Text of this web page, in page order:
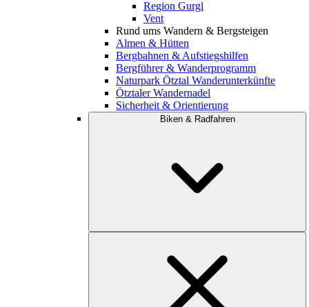
Region Gurgl
Vent
Rund ums Wandern & Bergsteigen
Almen & Hütten
Bergbahnen & Aufstiegshilfen
Bergführer & Wanderprogramm
Naturpark Ötztal Wanderunterkünfte
Ötztaler Wandernadel
Sicherheit & Orientierung
Biken & Radfahren